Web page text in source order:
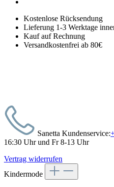
Kostenlose Rücksendung
Lieferung 1-3 Werktage
Kauf auf Rechnung
Versandkostenfrei ab 80€
Sanetta Kundenservice:
16:30 Uhr und Fr 8-13 Uhr
Vertrag widerrufen
Kindermode